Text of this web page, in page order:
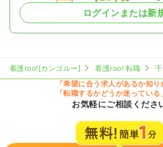
ログインまたは新
看護roo![カンゴルー] 看護roo! 転職
「希望に合う求人があるか知り
「転職するかどうか迷っている
お気軽にご相談くださ